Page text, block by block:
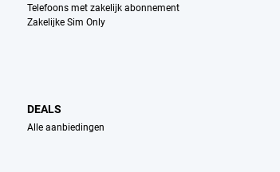
Telefoons met zakelijk abonnement
Zakelijke Sim Only
DEALS
Alle aanbiedingen